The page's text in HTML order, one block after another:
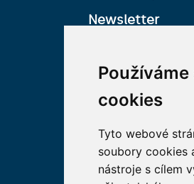
cookies
Tyto webové
soubory cookies
nástroje s cílem
Newsletter
newsletteru:
Přihlášením k odběru
souhlas Nadačnímu fondu
Univerzity Karlovy, aby
moje osobní údaje (e-
adresu).